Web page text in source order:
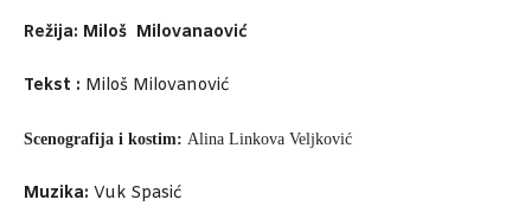
Režija: Miloš Milovanaović
Tekst : Miloš Milovanović
Scenografija i kostim: Alina Linkova Veljković
Muzika: Vuk Spasić